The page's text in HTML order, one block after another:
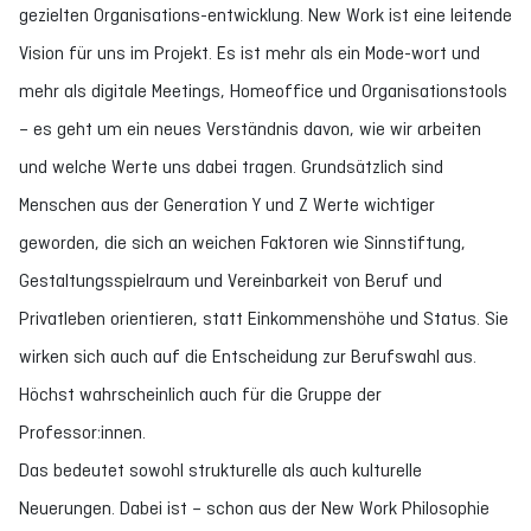
gezielten Organisations-entwicklung. New Work ist eine leitende
Vision für uns im Projekt. Es ist mehr als ein Mode-wort und
mehr als digitale Meetings, Homeoffice und Organisationstools
– es geht um ein neues Verständnis davon, wie wir arbeiten
und welche Werte uns dabei tragen. Grundsätzlich sind
Menschen aus der Generation Y und Z Werte wichtiger
geworden, die sich an weichen Faktoren wie Sinnstiftung,
Gestaltungsspielraum und Vereinbarkeit von Beruf und
Privatleben orientieren, statt Einkommenshöhe und Status. Sie
wirken sich auch auf die Entscheidung zur Berufswahl aus.
Höchst wahrscheinlich auch für die Gruppe der
Professor:innen.
Das bedeutet sowohl strukturelle als auch kulturelle
Neuerungen. Dabei ist – schon aus der New Work Philosophie